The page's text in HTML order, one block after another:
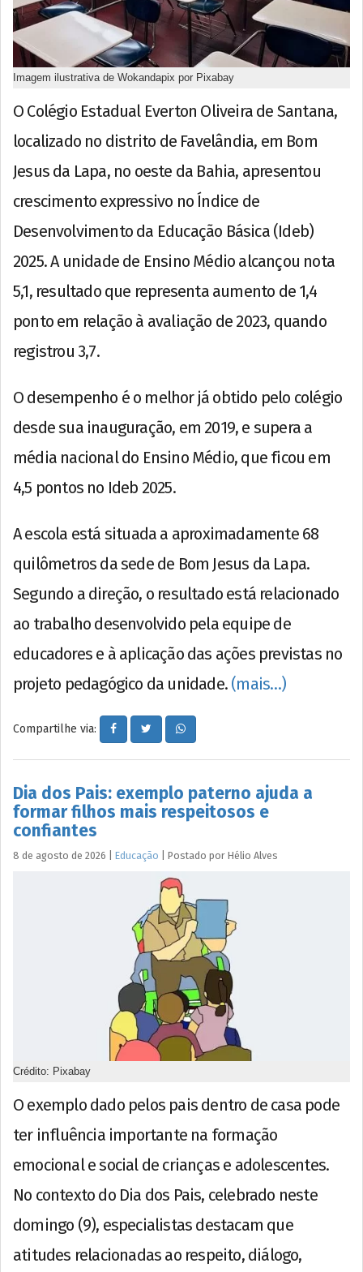
Imagem ilustrativa de Wokandapix por Pixabay
O Colégio Estadual Everton Oliveira de Santana,
localizado no distrito de Favelândia, em Bom
Jesus da Lapa, no oeste da Bahia, apresentou
crescimento expressivo no Índice de
Desenvolvimento da Educação Básica (Ideb)
2025. A unidade de Ensino Médio alcançou nota
5,1, resultado que representa aumento de 1,4
ponto em relação à avaliação de 2023, quando
registrou 3,7.
O desempenho é o melhor já obtido pelo colégio
desde sua inauguração, em 2019, e supera a
média nacional do Ensino Médio, que ficou em
4,5 pontos no Ideb 2025.
A escola está situada a aproximadamente 68
quilômetros da sede de Bom Jesus da Lapa.
Segundo a direção, o resultado está relacionado
ao trabalho desenvolvido pela equipe de
educadores e à aplicação das ações previstas no
projeto pedagógico da unidade. (mais…)
Compartilhe via:
Dia dos Pais: exemplo paterno ajuda a
formar filhos mais respeitosos e
confiantes
8 de agosto de 2026 Educação Postado por Hélio Alves
Crédito: Pixabay
O exemplo dado pelos pais dentro de casa pode
ter influência importante na formação
emocional e social de crianças e adolescentes.
No contexto do Dia dos Pais, celebrado neste
domingo (9), especialistas destacam que
atitudes relacionadas ao respeito, diálogo,